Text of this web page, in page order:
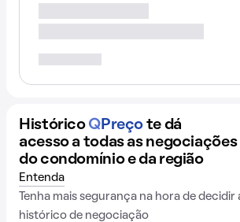
Histórico QPreço te dá
acesso a todas as negociações
do condomínio e da região
Entenda
Tenha mais segurança na hora de decidir
histórico de negociação